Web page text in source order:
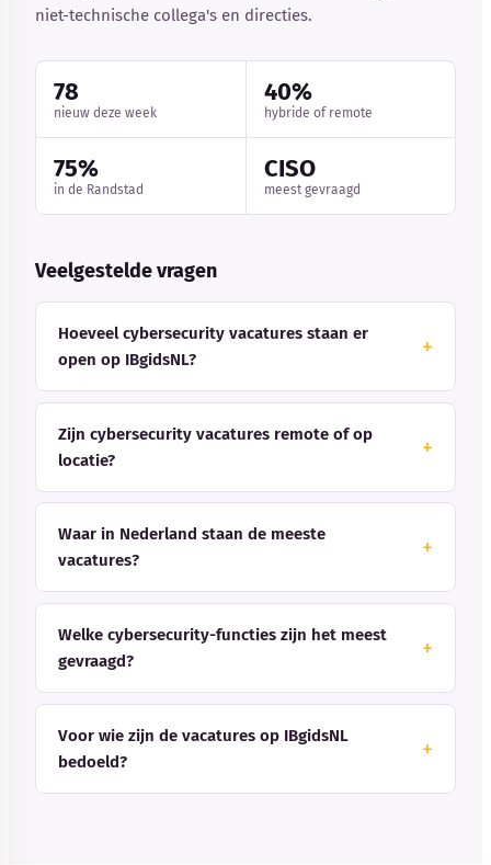
niet-technische collega's en directies.
78
nieuw deze week
40%
hybride of remote
75%
in de Randstad
CISO
meest gevraagd
Veelgestelde vragen
Hoeveel cybersecurity vacatures staan er
open op IBgidsNL?
Zijn cybersecurity vacatures remote of op
locatie?
Waar in Nederland staan de meeste
vacatures?
Welke cybersecurity-functies zijn het meest
gevraagd?
Voor wie zijn de vacatures op IBgidsNL
bedoeld?